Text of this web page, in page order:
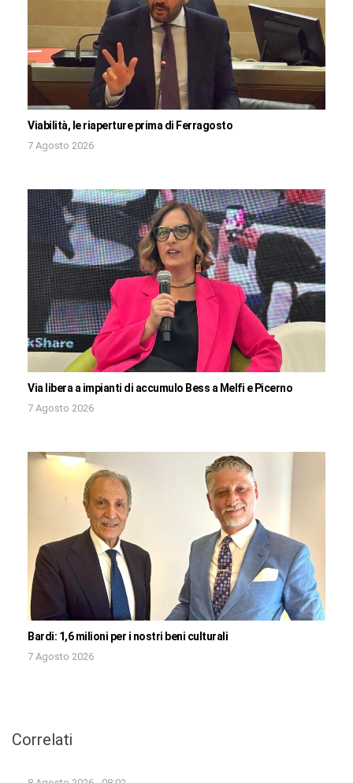
Viabilità, le riaperture prima di Ferragosto
7 Agosto 2026
Via libera a impianti di accumulo Bess a Melfi e Picerno
7 Agosto 2026
Bardi: 1,6 milioni per i nostri beni culturali
7 Agosto 2026
Correlati